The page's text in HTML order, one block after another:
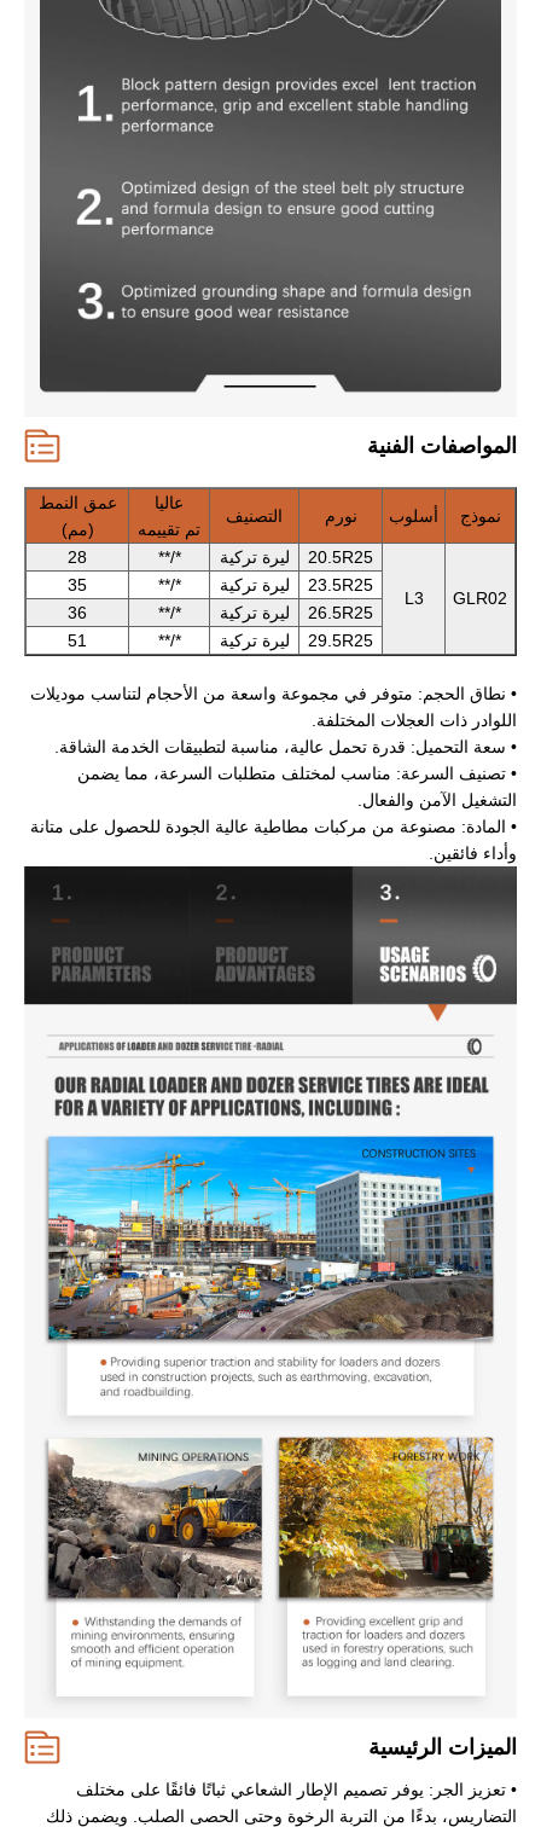
المواصفات الفنية
نموذج أسلوب نورم التصنيف
عاليا
تم تقييمه
عمق النمط
(مم)
GLR02
L3
20.5R25 ليرة تركية */**
28
23.5R25
ليرة تركية */**
35
26.5R25
ليرة تركية */**
36
29.5R25
ليرة تركية */**
51
• نطاق الحجم: متوفر في مجموعة واسعة من الأحجام لتناسب موديلات
اللوادر ذات العجلات المختلفة.
• سعة التحميل: قدرة تحمل عالية، مناسبة لتطبيقات الخدمة الشاقة.
• تصنيف السرعة: مناسب لمختلف متطلبات السرعة، مما يضمن
التشغيل الآمن والفعال.
• المادة: مصنوعة من مركبات مطاطية عالية الجودة للحصول على متانة
وأداء فائقين.
الميزات الرئيسية
• تعزيز الجر: يوفر تصميم الإطار الشعاعي ثباتًا فائقًا على مختلف
التضاريس، بدءًا من التربة الرخوة وحتى الحصى الصلب. ويضمن ذلك